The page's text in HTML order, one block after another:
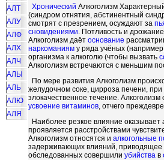
АЛТ
АЛУ
АЛФ
АЛХ
АЛЧ
АЛЫ
АЛЬ
АЛЮ
АЛЯ
Хронический Алкоголизм
(синдром отнятия, абстинентный
смотрят с презрением, осуждают за
сновидениями. Потливость и
Алкоголизм даёт основание
наркоманиям у ряда учёных
организма к алкоголю (чтобы вызвать
Алкоголизм встречаются с меньшим
По мере развития Алкоголизм
желудочном соке, цирроза печени,
злокачественное течение.
усвоение витаминов, отчего
Наиболее резкое влияние оказывает
проявляется расстройствами
Алкоголизм относятся и алкогольные
задерживающих влияний,
обследованных совершили убийства в